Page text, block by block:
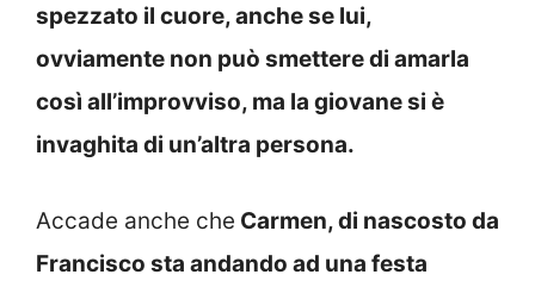
spezzato il cuore, anche se lui,
ovviamente non può smettere di amarla
così all’improvviso, ma la giovane si è
invaghita di un’altra persona.
Accade anche che Carmen, di nascosto da
Francisco sta andando ad una festa